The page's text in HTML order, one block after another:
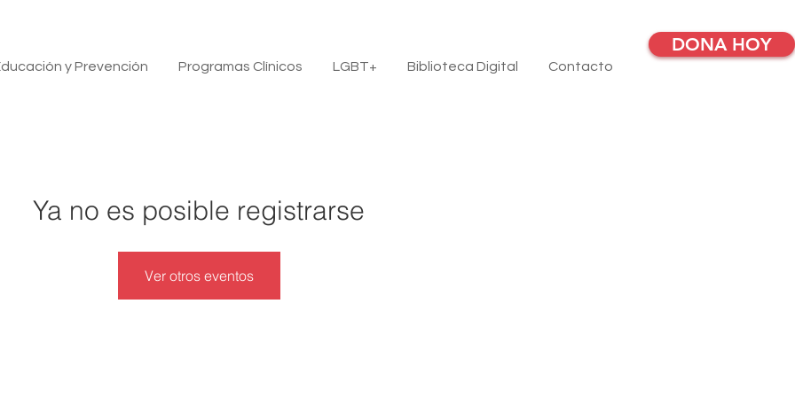
y Prevención Programas Clínicos LGBT+ Biblioteca Digital Contacto
DONA HOY
Ya no es posible registrarse
Ver otros eventos